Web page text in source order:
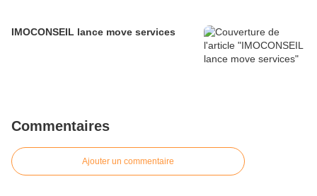
IMOCONSEIL lance move services
Commentaires
Ajouter un commentaire